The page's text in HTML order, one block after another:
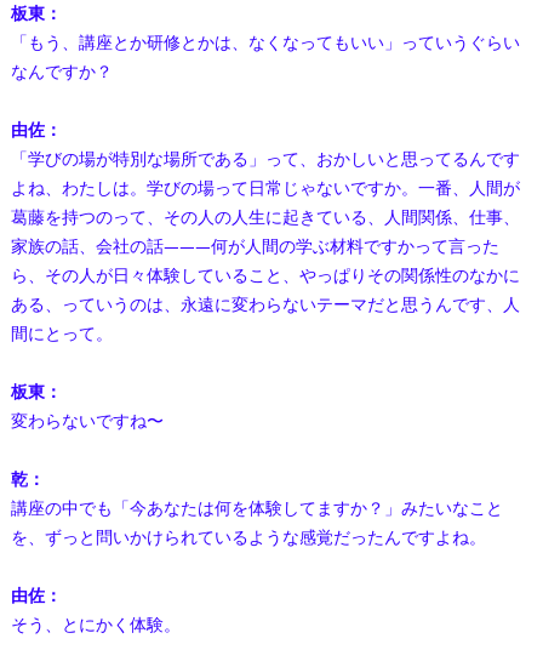
板東：
「もう、講座とか研修とかは、なくなってもいい」っていうぐらい
なんですか？
由佐：
「学びの場が特別な場所である」って、おかしいと思ってるんです
よね、わたしは。学びの場って日常じゃないですか。一番、人間が
葛藤を持つのって、その人の人生に起きている、人間関係、仕事、
家族の話、会社の話———何が人間の学ぶ材料ですかって言った
ら、その人が日々体験していること、やっぱりその関係性のなかに
ある、っていうのは、永遠に変わらないテーマだと思うんです、人
間にとって。
板東：
変わらないですね〜
乾：
講座の中でも「今あなたは何を体験してますか？」みたいなこと
を、ずっと問いかけられているような感覚だったんですよね。
由佐：
そう、とにかく体験。